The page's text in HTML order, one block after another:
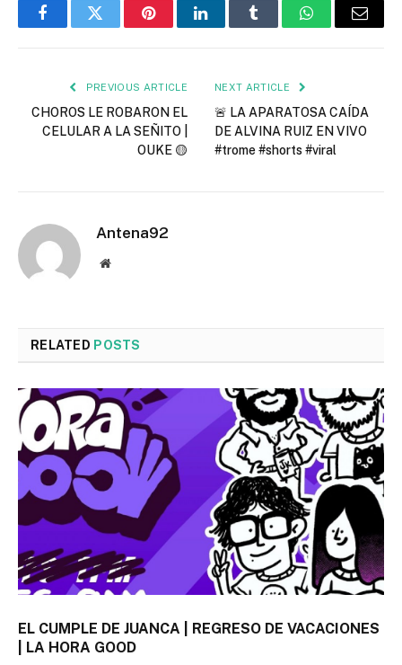
FacebookTwitter PinterestLinkedInTumblr WhatsAppEmail
PREVIOUS ARTICLE
CHOROS LE ROBARON EL
CELULAR A LA SEÑITO |
OUKE 🟡
NEXT ARTICLE
🚨 LA APARATOSA CAÍDA
DE ALVINA RUIZ EN VIVO
#trome #shorts #viral
Antena92
Website
RELATED POSTS
EL CUMPLE DE JUANCA | REGRESO DE VACACIONES
| LA HORA GOOD